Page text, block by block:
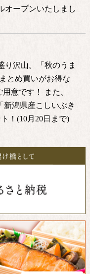
オープンいたしまし
り沢山。「秋のうま
とめ買いがお得な
意です！ また、
新潟県産こしいぶき
！(10月20日まで)